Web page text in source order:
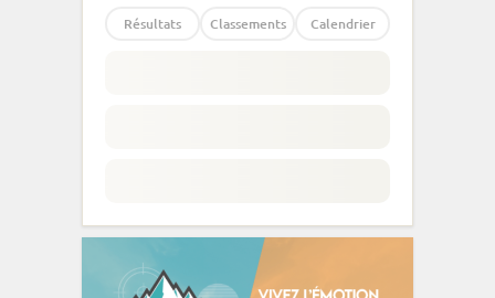
Résultats Classements Calendrier